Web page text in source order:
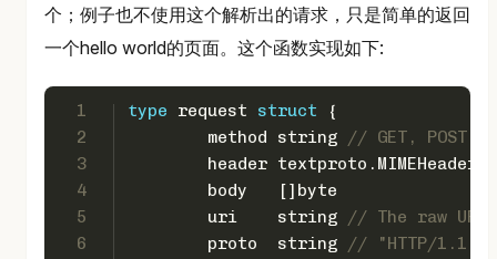
个；例子也不使用这个解析出的请求，只是简单的返回
一个hello world的页面。这个函数实现如下:
1
2
3
4
5
6
type request struct {
	method
string
// GET, POST,
	header textproto.MIMEHeader
	body   []
byte
	uri
string
// The raw
	proto
string
// "HTTP/1.1"